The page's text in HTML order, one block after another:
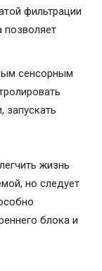
фильтрации
позволяет
сенсорным
запускать
жизнь
но следует
блока и